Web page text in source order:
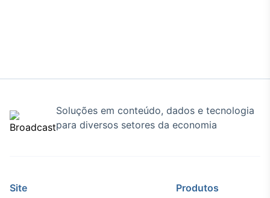
Em breve
Soluções em conteúdo, dados e tecnologia
para diversos setores da economia
Site Produtos